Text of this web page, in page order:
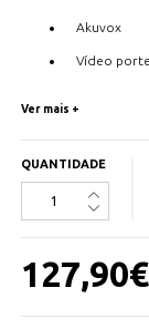
Akuvox
Vídeo
Visão
Conexão
Leitor de
Ver mais +
QUANTIDADE
127,90€